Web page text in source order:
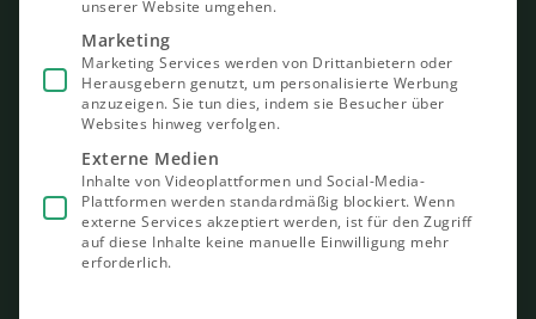
erste
Service-
Gruppe ist
essenziell
und kann
nicht
abgewählt
unserer Website umgehen.
Marketing
Marketing Services werden von Drittanbietern oder
Herausgebern genutzt, um personalisierte Werbung
anzuzeigen. Sie tun dies, indem sie Besucher über
Websites hinweg verfolgen.
Externe Medien
Inhalte von Videoplattformen und Social-Media-
Plattformen werden standardmäßig blockiert. Wenn
externe Services akzeptiert werden, ist für den Zugriff
auf diese Inhalte keine manuelle Einwilligung mehr
erforderlich.